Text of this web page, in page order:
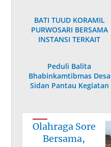
BATI TUUD KORAMIL
PURWOSARI BERSAMA
INSTANSI TERKAIT
SEMBAKO
Peduli Balita
Bhabinkamtibmas Desa
Sidan Pantau Kegiatan
Olahraga Sore
Bersama,